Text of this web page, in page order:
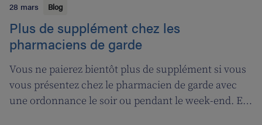
28 mars Blog
Plus de supplément chez les
pharmaciens de garde
Vous ne paierez bientôt plus de supplément si vous
vous présentez chez le pharmacien de garde avec
une ordonnance le soir ou pendant le week-end. En